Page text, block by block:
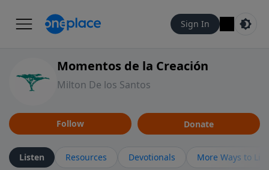
Sign In
Momentos de la Creación
Milton De los Santos
Follow Donate
Listen Resources Devotionals More Ways to